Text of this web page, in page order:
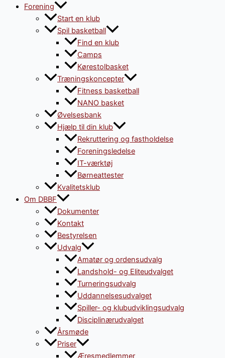
Forening
Start en klub
Spil basketball
Find en klub
Camps
Kørestolbasket
Træningskoncepter
Fitness basketball
NANO basket
Øvelsesbank
Hjælp til din klub
Rekruttering og fastholdelse
Foreningsledelse
IT-værktøj
Børneattester
Kvalitetsklub
Om DBBF
Dokumenter
Kontakt
Bestyrelsen
Udvalg
Amatør og ordensudvalg
Landshold- og Eliteudvalget
Turneringsudvalg
Uddannelsesudvalget
Spiller- og klubudviklingsudvalg
Disciplinærudvalget
Årsmøde
Priser
Æresmedlemmer